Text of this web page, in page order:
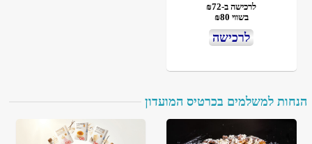
לרכישה ב-₪72
בשווי ₪80
לרכישה
הנחות למשלמים בכרטיס המועדון